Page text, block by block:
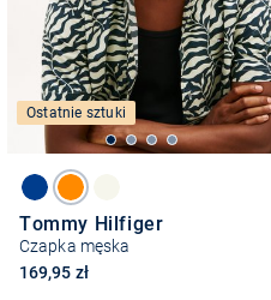
Ostatnie sztuki
Tommy Hilfiger
Czapka męska
169,95 zł